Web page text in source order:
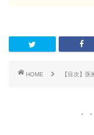
HOME 【目次】